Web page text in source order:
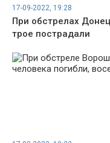
17-09-2022, 19:28
При обстрелах
трое пострадали